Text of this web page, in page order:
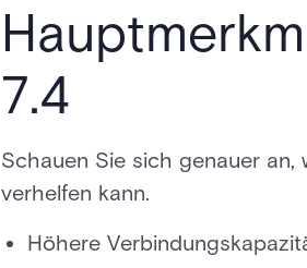
7.4
Schauen Sie sich genauer an,
verhelfen kann.
Höhere